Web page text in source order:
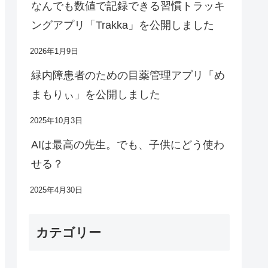
なんでも数値で記録できる習慣トラッキ
ングアプリ「Trakka」を公開しました
2026年1月9日
緑内障患者のための目薬管理アプリ「め
まもりぃ」を公開しました
2025年10月3日
AIは最高の先生。でも、子供にどう使わ
せる？
2025年4月30日
カテゴリー